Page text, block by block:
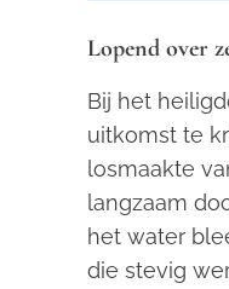
Lopend over
Bij het
uitkomst te
losmaakte
langzaam
het water
die stevig